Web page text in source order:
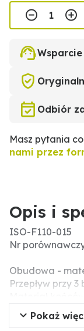
Odbiór
Masz pytania
nami przez
Opis i
ISO-F110-015
Nr
Obudowa -
Przepływ przy
Typ dyszy:
Kąt oprysku:
Pokaż